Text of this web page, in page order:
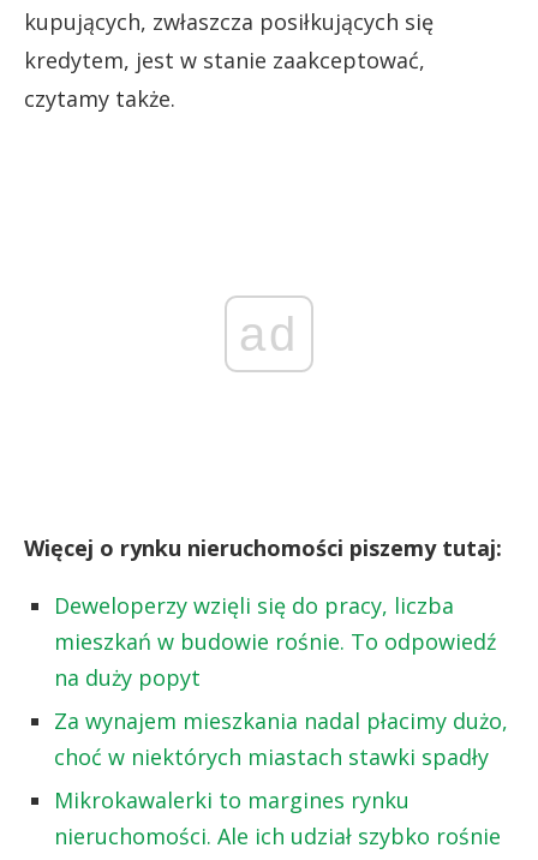
kupujących, zwłaszcza posiłkujących się
kredytem, jest w stanie zaakceptować,
czytamy także.
ad
Więcej o rynku nieruchomości piszemy tutaj:
Deweloperzy wzięli się do pracy, liczba
mieszkań w budowie rośnie. To odpowiedź
na duży popyt
Za wynajem mieszkania nadal płacimy dużo,
choć w niektórych miastach stawki spadły
Mikrokawalerki to margines rynku
nieruchomości. Ale ich udział szybko rośnie